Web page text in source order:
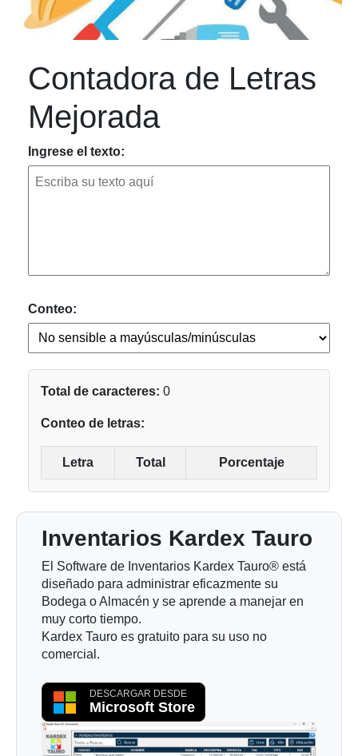
Contadora de Letras
Mejorada
Ingrese el texto:
Conteo:
Total de caracteres: 0
Conteo de letras:
Letra Total Porcentaje
Inventarios Kardex Tauro
El Software de Inventarios Kardex Tauro® está
diseñado para administrar eficazmente su
Bodega o Almacén y se aprende a manejar en
muy corto tiempo.
Kardex Tauro es gratuito para su uso no
comercial.
DESCARGAR DESDE
Microsoft Store